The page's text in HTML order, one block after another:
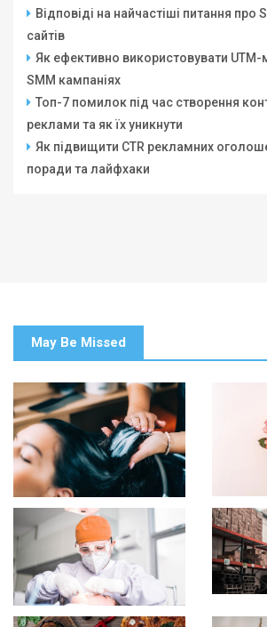
Відповіді на найчастіші питання про
сайтів
Як ефективно використовувати UTM-
SMM кампаніях
Топ-7 помилок під час створення
реклами та як їх уникнути
Як підвищити CTR рекламних
поради та лайфхаки
May Be Missed